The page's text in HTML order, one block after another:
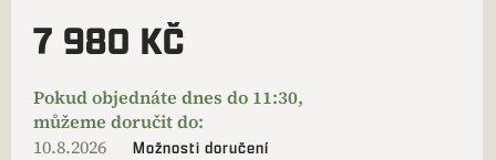
7 980 KČ
10.8.2026 Možnosti doručení